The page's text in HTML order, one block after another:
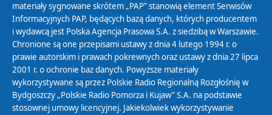
Polityka ochrony danych osobowych
Abonament
Zamówienia publiczne
Biuletyn Informacji Publicznej
materiały sygnowane skrótem „PAP” stanowią element Serwisów
Informacyjnych PAP, będących bazą danych, których producentem
i wydawcą jest Polska Agencja Prasowa S.A. z siedzibą w Warszawie.
Chronione są one przepisami ustawy z dnia 4 lutego 1994 r. o
prawie autorskim i prawach pokrewnych oraz ustawy z dnia 27 lipca
2001 r. o ochronie baz danych. Powyższe materiały
wykorzystywane są przez Polskie Radio Regionalną Rozgłośnię w
Bydgoszczy „Polskie Radio Pomorza i Kujaw” S.A. na podstawie
stosownej umowy licencyjnej. Jakiekolwiek wykorzystywanie